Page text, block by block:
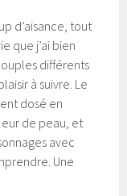
d’aisance, tout
que j’ai bien
différents
à suivre. Le
dosé en
de peau, et
avec
Une